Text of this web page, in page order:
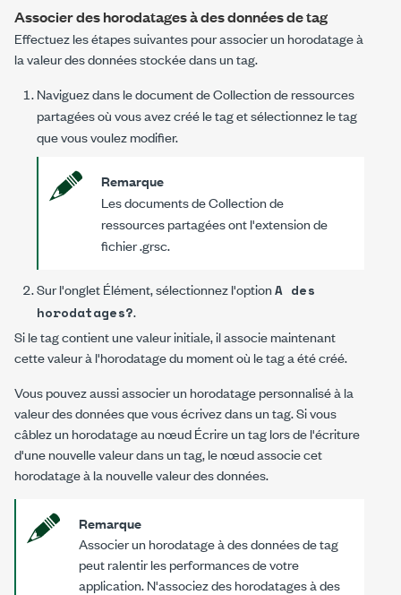
Associer des horodatages à des données de tag
Effectuez les étapes suivantes pour associer un horodatage à
la valeur des données stockée dans un tag.
Naviguez dans le document de Collection de ressources
partagées où vous avez créé le tag et sélectionnez le tag
que vous voulez modifier.
Remarque
Les documents de Collection de
ressources partagées ont l'extension de
fichier.grsc.
Sur l'ongletÉlément, sélectionnez l'optionA des
horodatages?.
Si le tag contient une valeur initiale, il associe maintenant
cette valeur à l'horodatage du moment où le tag a été créé.
Vous pouvez aussi associer un horodatage personnalisé à la
valeur des données que vous écrivez dans un tag. Si vous
câblez un horodatage au nœudÉcrire un taglors de l'écriture
d'une nouvelle valeur dans un tag, le nœud associe cet
horodatage à la nouvelle valeur des données.
Remarque
Associer un horodatage à des données de tag
peut ralentir les performances de votre
application. N'associez des horodatages à des